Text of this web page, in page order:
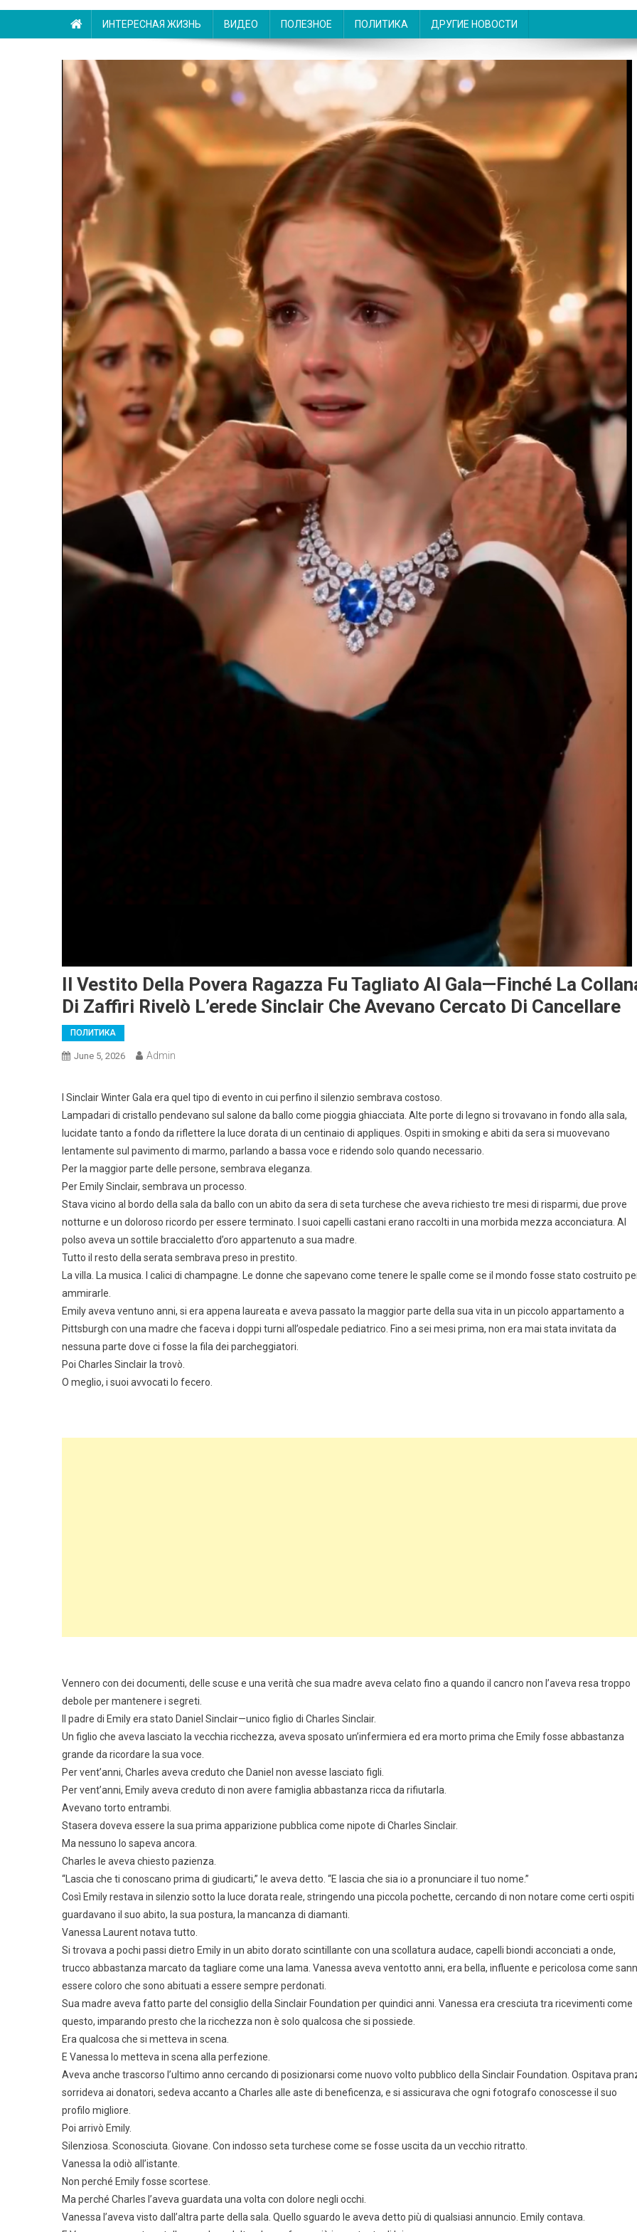
ИНТЕРЕСНАЯ ЖИЗНЬ ВИДЕО ПОЛЕЗНОЕ ПОЛИТИКА ДРУГИЕ НОВОСТИ
Il Vestito Della Povera Ragazza Fu Tagliato Al Gala—Finché La
Di Zaffiri Rivelò L’erede Sinclair Che Avevano Cercato Di Cancellare
ПОЛИТИКА
June 5, 2026 Admin
l Sinclair Winter Gala era quel tipo di evento in cui perfino il silenzio sembrava costoso.
Lampadari di cristallo pendevano sul salone da ballo come pioggia ghiacciata. Alte porte di legno si trovavano in fondo alla sala,
lucidate tanto a fondo da riflettere la luce dorata di un centinaio di appliques. Ospiti in smoking e abiti da sera si muovevano
lentamente sul pavimento di marmo, parlando a bassa voce e ridendo solo quando necessario.
Per la maggior parte delle persone, sembrava eleganza.
Per Emily Sinclair, sembrava un processo.
Stava vicino al bordo della sala da ballo con un abito da sera di seta turchese che aveva richiesto tre mesi di risparmi, due prove
notturne e un doloroso ricordo per essere terminato. I suoi capelli castani erano raccolti in una morbida mezza acconciatura. Al
polso aveva un sottile braccialetto d’oro appartenuto a sua madre.
Tutto il resto della serata sembrava preso in prestito.
La villa. La musica. I calici di champagne. Le donne che sapevano come tenere le spalle come se il mondo fosse stato costruito
ammirarle.
Emily aveva ventuno anni, si era appena laureata e aveva passato la maggior parte della sua vita in un piccolo appartamento a
Pittsburgh con una madre che faceva i doppi turni all’ospedale pediatrico. Fino a sei mesi prima, non era mai stata invitata da
nessuna parte dove ci fosse la fila dei parcheggiatori.
Poi Charles Sinclair la trovò.
O meglio, i suoi avvocati lo fecero.
Vennero con dei documenti, delle scuse e una verità che sua madre aveva celato fino a quando il cancro non l’aveva resa troppo
debole per mantenere i segreti.
Il padre di Emily era stato Daniel Sinclair—unico figlio di Charles Sinclair.
Un figlio che aveva lasciato la vecchia ricchezza, aveva sposato un’infermiera ed era morto prima che Emily fosse abbastanza
grande da ricordare la sua voce.
Per vent’anni, Charles aveva creduto che Daniel non avesse lasciato figli.
Per vent’anni, Emily aveva creduto di non avere famiglia abbastanza ricca da rifiutarla.
Avevano torto entrambi.
Stasera doveva essere la sua prima apparizione pubblica come nipote di Charles Sinclair.
Ma nessuno lo sapeva ancora.
Charles le aveva chiesto pazienza.
“Lascia che ti conoscano prima di giudicarti,” le aveva detto. “E lascia che sia io a pronunciare il tuo nome.”
Così Emily restava in silenzio sotto la luce dorata reale, stringendo una piccola pochette, cercando di non notare come certi ospiti
guardavano il suo abito, la sua postura, la mancanza di diamanti.
Vanessa Laurent notava tutto.
Si trovava a pochi passi dietro Emily in un abito dorato scintillante con una scollatura audace, capelli biondi acconciati a onde,
trucco abbastanza marcato da tagliare come una lama. Vanessa aveva ventotto anni, era bella, influente e pericolosa come
essere coloro che sono abituati a essere sempre perdonati.
Sua madre aveva fatto parte del consiglio della Sinclair Foundation per quindici anni. Vanessa era cresciuta tra ricevimenti come
questo, imparando presto che la ricchezza non è solo qualcosa che si possiede.
Era qualcosa che si metteva in scena.
E Vanessa lo metteva in scena alla perfezione.
Aveva anche trascorso l’ultimo anno cercando di posizionarsi come nuovo volto pubblico della Sinclair Foundation. Ospitava
sorrideva ai donatori, sedeva accanto a Charles alle aste di beneficenza, e si assicurava che ogni fotografo conoscesse il suo
profilo migliore.
Poi arrivò Emily.
Silenziosa. Sconosciuta. Giovane. Con indosso seta turchese come se fosse uscita da un vecchio ritratto.
Vanessa la odiò all’istante.
Non perché Emily fosse scortese.
Ma perché Charles l’aveva guardata una volta con dolore negli occhi.
Vanessa l’aveva visto dall’altra parte della sala. Quello sguardo le aveva detto più di qualsiasi annuncio. Emily contava.